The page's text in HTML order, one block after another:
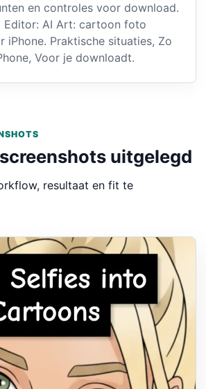
en controles voor download.
Editor: AI Art: cartoon foto
iPhone. Praktische situaties, Zo
Voor je downloadt.
uitgelegd
resultaat en fit te